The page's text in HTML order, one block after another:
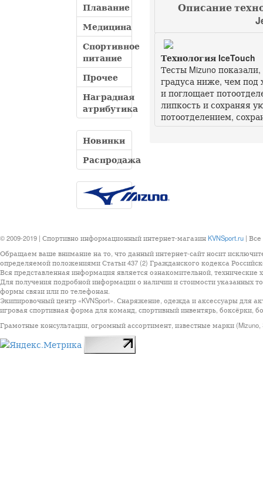
Плавание
Медицина
Спортивное
питание
Прочее
Наградная
атрибутика
Новинки
Распродажа
Описание
Технология IceTouch
Тесты Mizuno
градуса ниже, чем под
и поглощает
липкость и сохраняя
потоотделением,
© 2009-2019 | Спортивно информационный интернет-магазин KVNSport.ru |
Обращаем ваше внимание на то, что данный интернет-сайт носит
определяемой положениями Статьи 437 (2) Гражданского кодекса
Вся представленная информация является ознакомительной, технические
Для получения подробной информации о наличии и стоимости указанных
формы связи или по телефонан.
Экипировочный центр «KVNSport». Снаряжение, одежда и аксессуары для
игровая спортивная форма для команд, спортивный инвентярь, боксёрки,
Грамотные консультации, огромный ассортимент, известные марки (Mizuno,